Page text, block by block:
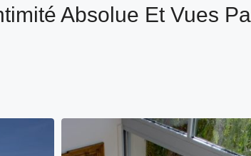
Absolue Et Vues